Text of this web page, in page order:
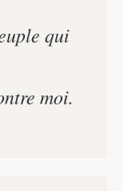
qui
moi.